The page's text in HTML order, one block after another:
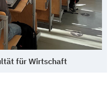
für Wirtschaft